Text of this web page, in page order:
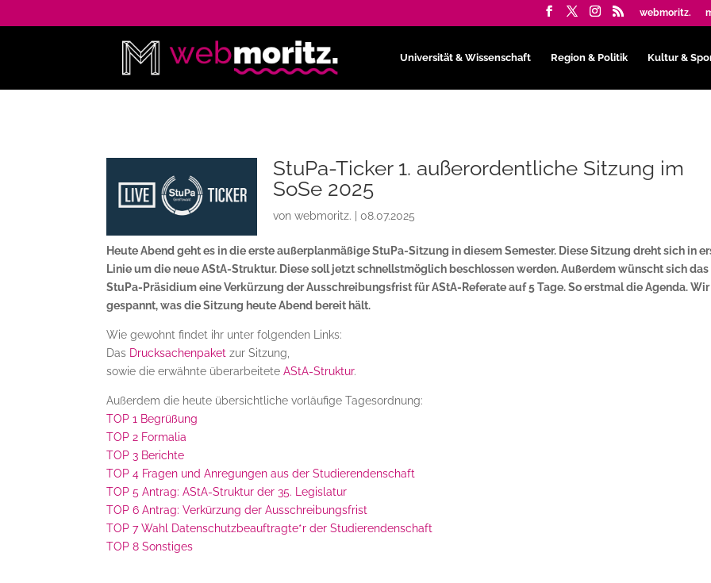
webmoritz.
Universität & Wissenschaft Region & Politik Kultur &
StuPa-Ticker 1. außerordentliche Sitzung im
SoSe 2025
vonwebmoritz. |08.07.2025
Heute Abend geht es in die erste außerplanmäßige StuPa-Sitzung in diesem Semester. Diese Sitzung dreht sich in
Linie um die neue AStA-Struktur. Diese soll jetzt schnellstmöglich beschlossen werden. Außerdem wünscht sich das
StuPa-Präsidium eine Verkürzung der Ausschreibungsfrist für AStA-Referate auf 5 Tage. So erstmal die Agenda.
gespannt, was die Sitzung heute Abend bereit hält.
Wie gewohnt findet ihr unter folgenden Links:
Das Drucksachenpaket zur Sitzung,
sowie die erwähnte überarbeiteteAStA-Struktur.
Außerdem die heute übersichtliche vorläufige Tagesordnung:
TOP 1 Begrüßung
TOP 2 Formalia
TOP 3 Berichte
TOP 4 Fragen und Anregungen aus der Studierendenschaft
TOP 5 Antrag: AStA-Struktur der 35. Legislatur
TOP 6 Antrag: Verkürzung der Ausschreibungsfrist
TOP 7 Wahl Datenschutzbeauftragte*r der Studierendenschaft
TOP 8 Sonstiges